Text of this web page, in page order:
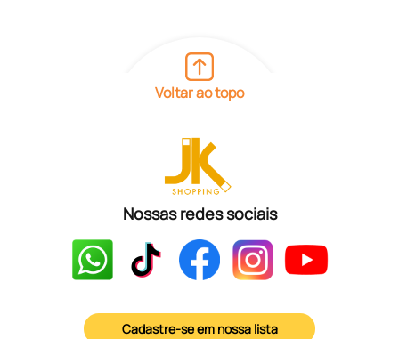
Voltar ao topo
Nossas redes sociais
Cadastre-se em nossa lista